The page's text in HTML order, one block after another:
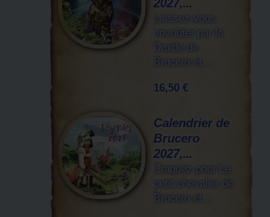
2027,...
Laissez-vous
envoûter par le
Druide de
Brucero et...
16,50 €
Calendrier de
Brucero
2027,...
Craquez pour Le
petit chevalier de
Brucero et...